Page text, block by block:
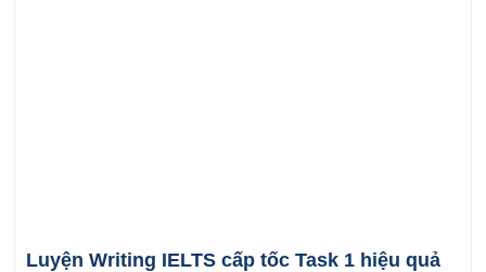
Luyện Writing IELTS cấp tốc Task 1 hiệu quả